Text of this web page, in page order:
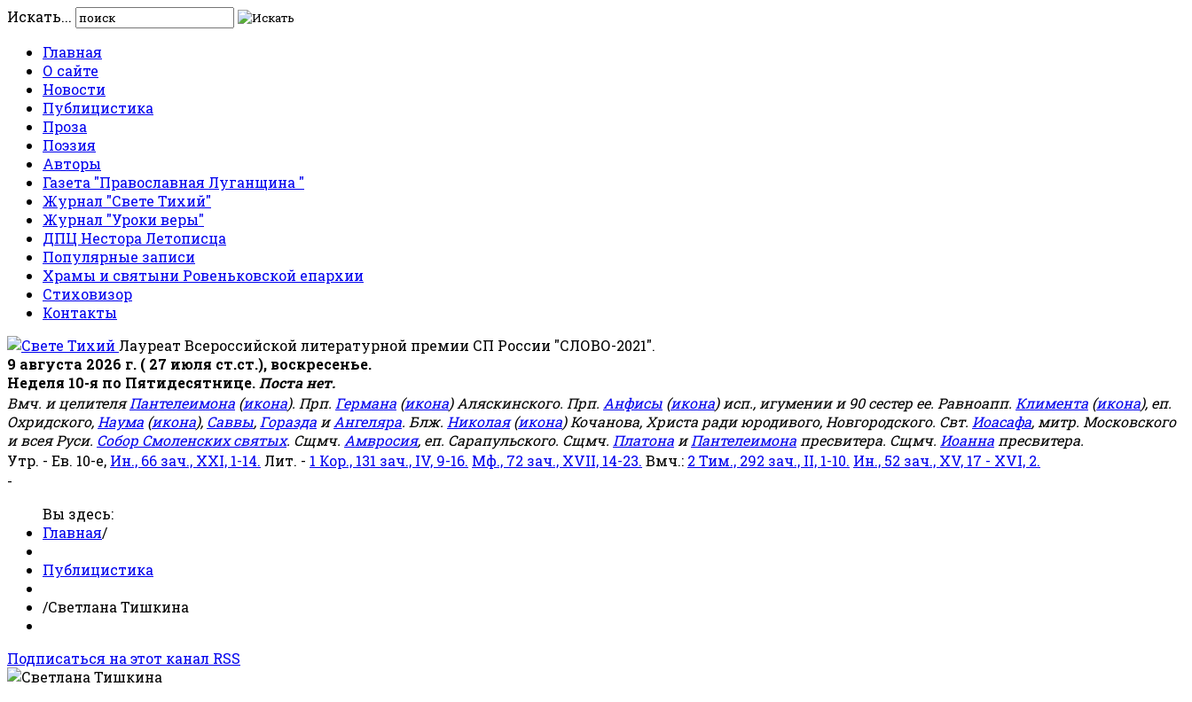
Искать...
Главная
О сайте
Новости
Публицистика
Проза
Поэзия
Авторы
Газета "Православная Луганщина "
Журнал "Свете Тихий"
Журнал "Уроки веры"
ДПЦ Нестора Летописца
Популярные записи
Храмы и святыни Ровеньковской епархии
Стиховизор
Контакты
Лауреат Всероссийской литературной премии СП России "СЛОВО-2021".
9 августа 2026 г. ( 27 июля ст.ст.), воскресенье.
Неделя 10-я по Пятидесятнице. Поста нет.
Вмч. и целителяПантелеимона (икона). Прп. Германа (икона) Аляскинского. Прп. Анфисы (икона) исп., игумении и 90 сестер ее. Равноапп. Климента (икона), еп.
Охридского, Наума (икона), Саввы, Горазда иАнгеляра. Блж. Николая(икона) Кочанова, Христа ради юродивого, Новгородского. Свт. Иоасафа, митр. Московского
и всея Руси. Собор Смоленских святых. Сщмч. Амвросия, еп. Сарапульского. Сщмч. Платона иПантелеимона пресвитера. Сщмч. Иоанна пресвитера.
Утр. - Ев. 10-е, Ин., 66 зач., XXI, 1-14. Лит. - 1 Кор., 131 зач., IV, 9-16. Мф., 72 зач., XVII, 14-23. Вмч.: 2 Тим., 292 зач., II, 1-10. Ин., 52 зач., XV, 17 - XVI, 2.
-
Вы здесь:
Главная/
Публицистика
/Светлана Тишкина
Подписаться на этот канал RSS